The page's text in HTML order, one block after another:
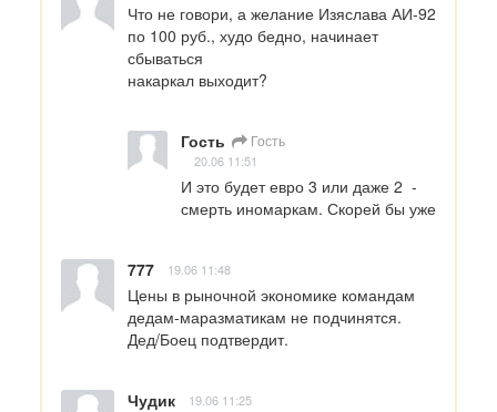
Что не говори, а желание Изяслава АИ-92
по 100 руб., худо бедно, начинает
сбываться
накаркал выходит?
Гость Гость
20.06 11:51
И это будет евро 3 или даже 2  -
смерть иномаркам. Скорей бы уже
777 19.06 11:48
Цены в рыночной экономике командам
дедам-маразматикам не подчинятся.
Дед/Боец подтвердит.
Чудик 19.06 11:25